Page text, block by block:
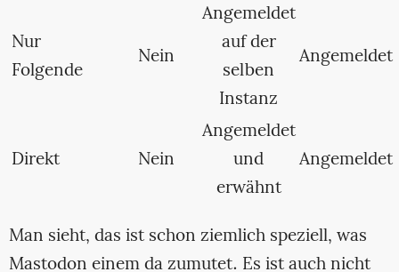
Nur
Folgende
Nein
Angemeldet
auf der
selben
Instanz
Angemeldet
Direkt Nein
Angemeldet
und
erwähnt
Angemeldet
Man sieht, das ist schon ziemlich speziell, was
Mastodon einem da zumutet. Es ist auch nicht